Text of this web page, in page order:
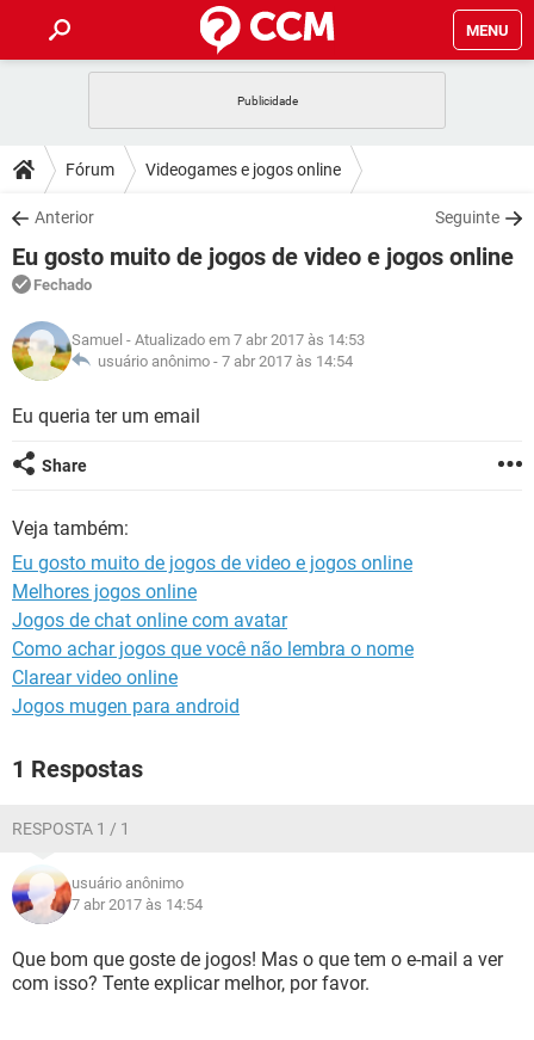
MENU
CELULAR FACEBOOK
OUTLOOK
INSTAGRAM GMAIL
GUIA DE COMPRAS
DICAS
JOGOS WHATSAPP
OUTLOOK
INSTAGRAM
GUIA DE COMPRAS
DOWNLOADS
JOGOS WHATSAPP
CELULAR
OUTLOOK EXCEL
INSTAGRAM
GUIA DE COMPRAS
FÓRUM
JOGOS
CELULAR FACEBOOK
GLOSSÁRIO
JOGOS
CELULAR
OUTLOOK
GUIA DE COMPRAS
Fórum Videogames e jogos online
Anterior Seguinte
Eu gosto muito de jogos de video e jogos online
Fechado
Samuel - Atualizado em 7 abr 2017 às 14:53
usuário anônimo - 7 abr 2017 às 14:54
Eu queria ter um email
Share
Veja também:
Eu gosto muito de jogos de video e jogos online
Melhores jogos online
Jogos de chat online com avatar
Como achar jogos que você não lembra o nome
Clarear video online
Jogos mugen para android
1 Respostas
RESPOSTA 1 / 1
usuário anônimo
7 abr 2017 às 14:54
Que bom que goste de jogos! Mas o que tem o e-mail a ver
com isso? Tente explicar melhor, por favor.